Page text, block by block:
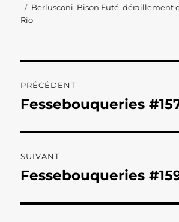
le
Étiquettes
Berlusconi, Bison Futé,déraillement
Rio
de
PRÉCÉDENT
Publication
Fessebouqueries
SUIVANT
Publication
Fessebouqueries